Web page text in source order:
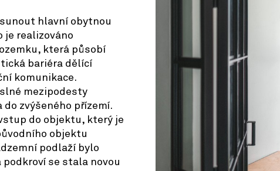
hlavní obytnou
je realizováno
která působí
bariéra dělící
komunikace.
mezipodesty
zvýšeného přízemí.
do objektu, který je
objektu
podlaží bylo
se stala novou